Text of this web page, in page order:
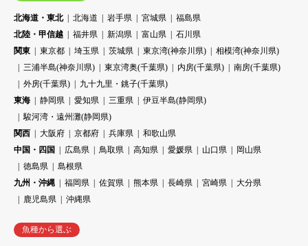
北海道・東北 北海道 岩手県 宮城県
福島県
北陸・甲信越
福井県 新潟県 富山県
石川県
関東
東京都 埼玉県 茨城県 東京湾(神奈川県)
相模湾(神奈川県)
三浦半島(神奈川県)
東京湾奥(千葉県) 内房(千葉県)
南房(千葉県)
外房(千葉県)
九十九里・銚子(千葉県)
東海
静岡県 愛知県 三重県
伊豆半島(静岡県)
駿河湾・遠州灘(静岡県)
関西
大阪府 京都府 兵庫県
和歌山県
中国・四国
広島県 鳥取県 高知県 愛媛県 山口県
岡山県
徳島県
島根県
九州・沖縄
福岡県 佐賀県 熊本県 長崎県 宮崎県
大分県
鹿児島県
沖縄県
魚種から選ぶ